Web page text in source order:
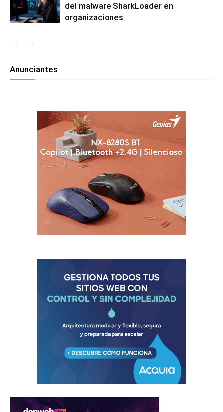
del malware SharkLoader en
organizaciones
Anunciantes